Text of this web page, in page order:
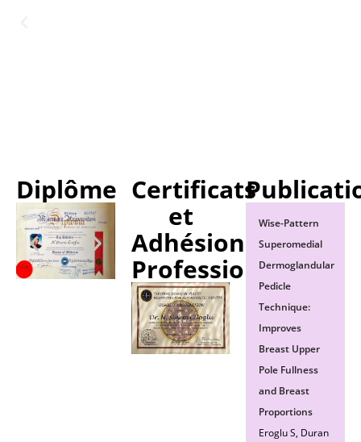
Diplôme Certificats
et
Adhésions
Professionnelles
Wise-Pattern
Superomedial
Dermoglandular
Pedicle
Technique:
Improves
Breast Upper
Pole Fullness
and Breast
Proportions
Eroglu S, Duran